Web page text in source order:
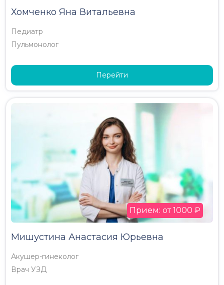
Хомченко Яна Витальевна
Педиатр
Пульмонолог
Перейти
Мишустина Анастасия Юрьевна
Акушер-гинеколог
Врач УЗД
Прием: от 1000 ₽